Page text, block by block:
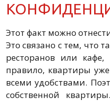
Этот факт можно
Это связано с тем, что
ресторанов или
правило, квартиры
всеми удобствами.
собственной